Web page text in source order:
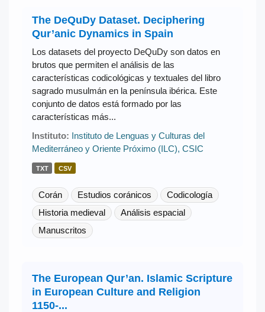
The DeQuDy Dataset. Deciphering
Qur’anic Dynamics in Spain
Los datasets del proyecto DeQuDy son datos en
brutos que permiten el análisis de las
características codicológicas y textuales del libro
sagrado musulmán en la península ibérica. Este
conjunto de datos está formado por las
características más...
Instituto: Instituto de Lenguas y Culturas del
Mediterráneo y Oriente Próximo (ILC), CSIC
TXT CSV
Corán Estudios coránicos
Codicología
Historia medieval
Análisis espacial
Manuscritos
The European Qur’an. Islamic Scripture
in European Culture and Religion
1150-...